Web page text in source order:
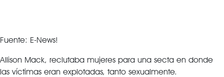
Fuente: E-News!
Allison Mack, reclutaba mujeres para una secta en donde
las víctimas eran explotadas, tanto sexualmente.